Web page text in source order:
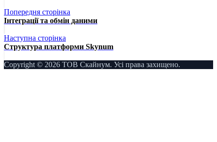
Попередня сторінка
Інтеграції та обмін даними
Наступна сторінка
Структура платформи Skynum
Copyright © 2026 ТОВ Скайнум. Усі права захищено.